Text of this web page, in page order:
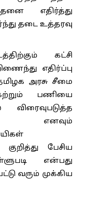
எதிர்த்து
தடை உத்தரவு
கட்சி
எதிர்ப்பு
அரசு சீமை
பணியை
பேசிய
என்பது
வரும் முக்கிய